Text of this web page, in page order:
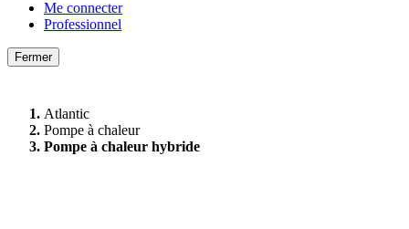
Me connecter
Professionnel
Fermer
Atlantic
Pompe à chaleur
Pompe à chaleur hybride